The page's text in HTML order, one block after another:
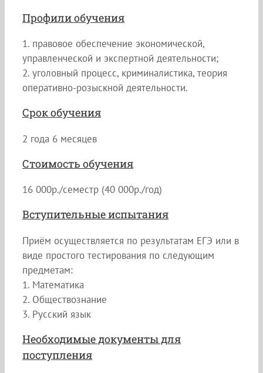
Профили обучения
1. правовое обеспечение экономической,
управленческой и экспертной деятельности;
2. уголовный процесс, криминалистика, теория
оперативно-розыскной деятельности.
Срок обучения
2 года 6 месяцев
Стоимость обучения
16 000р./семестр (40 000р./год)
Вступительные испытания
Приём осуществляется по результатам ЕГЭ или в
виде простого тестирования по следующим
предметам:
1. Математика
2. Обществознание
3. Русский язык
Необходимые документы для
поступления